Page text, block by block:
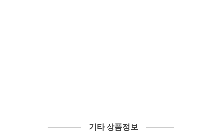
────── 기타 상품정보 ─────